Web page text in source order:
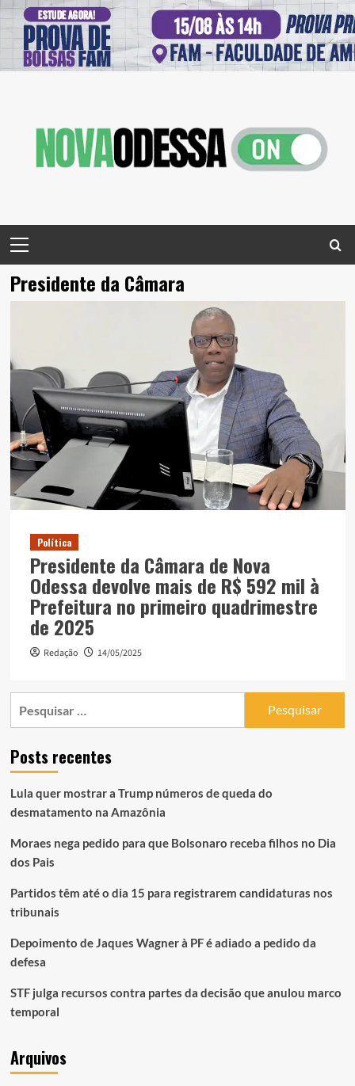
Menu
Presidente da Câmara
Política
Presidente da Câmara de Nova
Odessa devolve mais de R$ 592 mil à
Prefeitura no primeiro quadrimestre
de 2025
Redação 14/05/2025
Posts recentes
Lula quer mostrar a Trump números de queda do
desmatamento na Amazônia
Moraes nega pedido para que Bolsonaro receba filhos no Dia
dos Pais
Partidos têm até o dia 15 para registrarem candidaturas nos
tribunais
Depoimento de Jaques Wagner à PF é adiado a pedido da
defesa
STF julga recursos contra partes da decisão que anulou marco
temporal
Arquivos